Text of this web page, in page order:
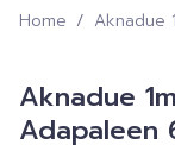
Home / Aknadue
Aknadue
Adapaleen